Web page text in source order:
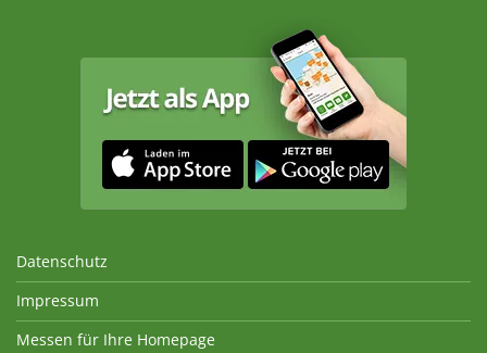
Datenschutz
Impressum
Messen für Ihre Homepage